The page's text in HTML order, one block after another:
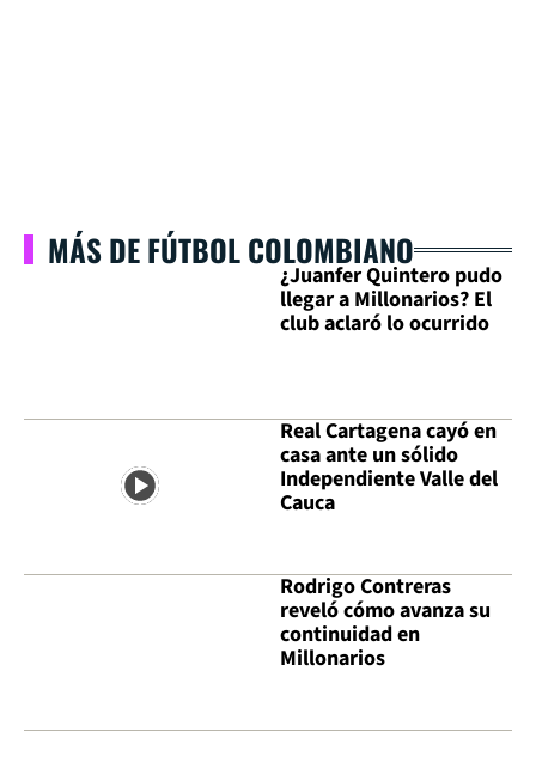
MÁS DE FÚTBOL COLOMBIANO
¿Juanfer Quintero pudo
llegar a Millonarios? El
club aclaró lo ocurrido
Real Cartagena cayó en
casa ante un sólido
Independiente Valle del
Cauca
Rodrigo Contreras
reveló cómo avanza su
continuidad en
Millonarios